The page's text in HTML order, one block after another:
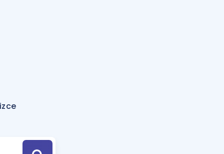
Hesaplama Aracı
için Öneriler
Tek Takvimde